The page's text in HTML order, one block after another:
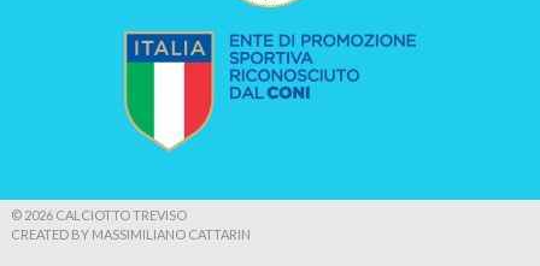
© 2026 CALCIOTTO TREVISO
CREATED BY MASSIMILIANO CATTARIN